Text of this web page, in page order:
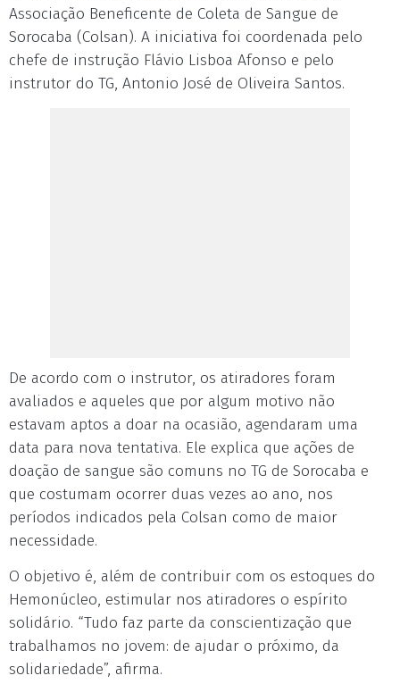
Associação Beneficente de Coleta de Sangue de
Sorocaba (Colsan). A iniciativa foi coordenada pelo
chefe de instrução Flávio Lisboa Afonso e pelo
instrutor do TG, Antonio José de Oliveira Santos.
De acordo com o instrutor, os atiradores foram
avaliados e aqueles que por algum motivo não
estavam aptos a doar na ocasião, agendaram uma
data para nova tentativa. Ele explica que ações de
doação de sangue são comuns no TG de Sorocaba e
que costumam ocorrer duas vezes ao ano, nos
períodos indicados pela Colsan como de maior
necessidade.
O objetivo é, além de contribuir com os estoques do
Hemonúcleo, estimular nos atiradores o espírito
solidário. “Tudo faz parte da conscientização que
trabalhamos no jovem: de ajudar o próximo, da
solidariedade”, afirma.